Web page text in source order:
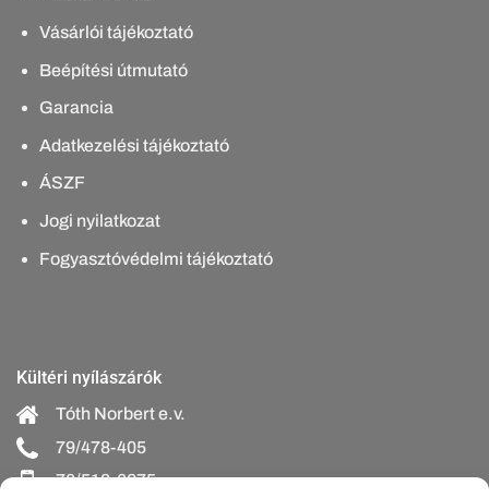
Vásárlói tájékoztató
Beépítési útmutató
Garancia
Adatkezelési tájékoztató
ÁSZF
Jogi nyilatkozat
Fogyasztóvédelmi tájékoztató
Kültéri nyílászárók
Tóth Norbert e.v.
79/478-405
70/518-6275